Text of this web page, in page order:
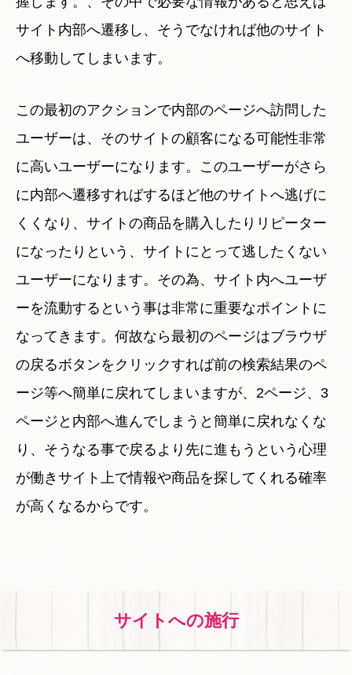
サイト内部へ遷移し、そうでなければ他のサイト
へ移動してしまいます。
この最初のアクションで内部のページへ訪問した
ユーザーは、そのサイトの顧客になる可能性非常
に高いユーザーになります。このユーザーがさら
に内部へ遷移すればするほど他のサイトへ逃げに
くくなり、サイトの商品を購入したりリピーター
になったりという、サイトにとって逃したくない
ユーザーになります。その為、サイト内へユーザ
ーを流動するという事は非常に重要なポイントに
なってきます。何故なら最初のページはブラウザ
の戻るボタンをクリックすれば前の検索結果のペ
ージ等へ簡単に戻れてしまいますが、2ページ、3
ページと内部へ進んでしまうと簡単に戻れなくな
り、そうなる事で戻るより先に進もうという心理
が働きサイト上で情報や商品を探してくれる確率
が高くなるからです。
サイトへの施行